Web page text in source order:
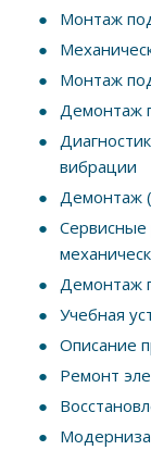
Монтаж
Монтаж
Демонтаж
вибрации
Демонтаж
Демонтаж
Учебная
Описание
Ремонт